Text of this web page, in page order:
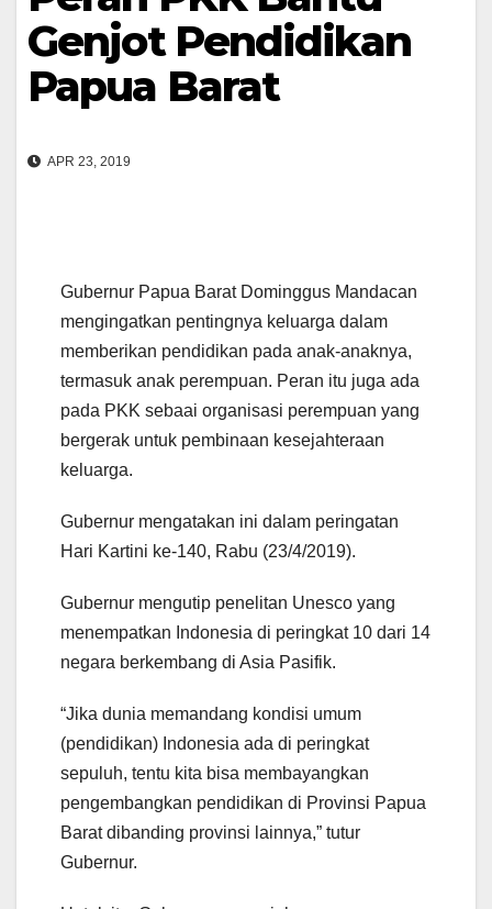
Genjot Pendidikan
Papua Barat
APR 23, 2019
Gubernur Papua Barat Dominggus Mandacan
mengingatkan pentingnya keluarga dalam
memberikan pendidikan pada anak-anaknya,
termasuk anak perempuan. Peran itu juga ada
pada PKK sebaai organisasi perempuan yang
bergerak untuk pembinaan kesejahteraan
keluarga.
Gubernur mengatakan ini dalam peringatan
Hari Kartini ke-140, Rabu (23/4/2019).
Gubernur mengutip penelitan Unesco yang
menempatkan Indonesia di peringkat 10 dari 14
negara berkembang di Asia Pasifik.
“Jika dunia memandang kondisi umum
(pendidikan) Indonesia ada di peringkat
sepuluh, tentu kita bisa membayangkan
pengembangkan pendidikan di Provinsi Papua
Barat dibanding provinsi lainnya,” tutur
Gubernur.